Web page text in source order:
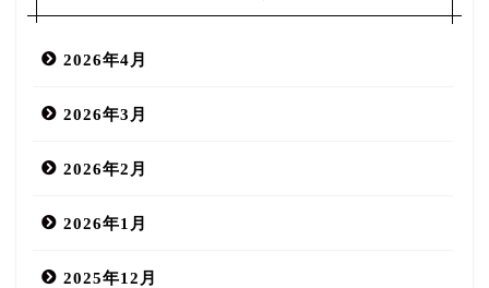
2026年4月
2026年3月
2026年2月
2026年1月
2025年12月